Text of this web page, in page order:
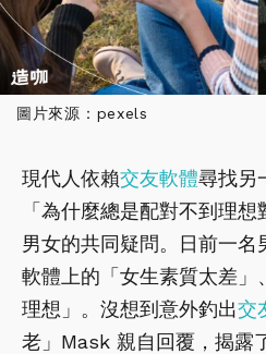
圖片來源：pexels
現代人依賴交友軟體尋找另
「為什麼總是配對不到理
男女的共同疑問。日前一名
軟體上的「女生素質太差」
理想」。沒想到意外釣出交
老」Mask 親自回覆，揭露